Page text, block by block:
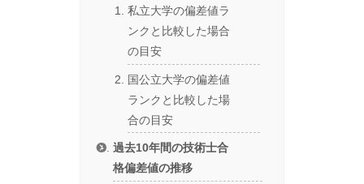
私立大学の偏差値ラ
ンクと比較した場合
の目安
国公立大学の偏差値
ランクと比較した場
合の目安
過去10年間の技術士合
格偏差値の推移